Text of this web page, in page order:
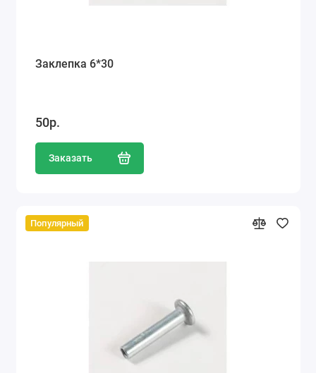
Заклепка 6*30
50р.
Заказать
Популярный